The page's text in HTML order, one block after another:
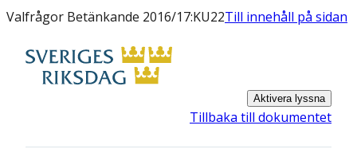
Valfrågor Betänkande 2016/17:KU22Till innehåll på sidan
Aktivera lyssna
Tillbaka till dokumentet